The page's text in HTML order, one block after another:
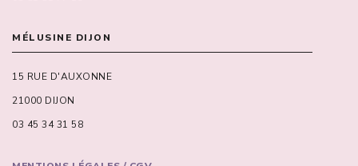
MÉLUSINE DIJON
15 RUE D'AUXONNE
21000 DIJON
03 45 34 31 58